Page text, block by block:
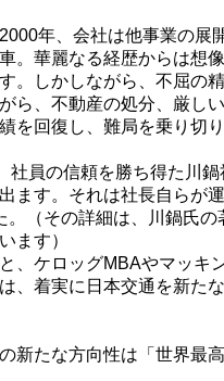
年、会社は他事業の展
。華麗なる経歴からは想
。しかしながら、不屈の
ら、不動産の処分、厳し
を回復し、難局を乗り切
社員の信頼を勝ち得た川
ます。それは社長自らが
。（その詳細は、川鍋氏の
ます）
、ケロッグMBAやマッキ
、着実に日本交通を新た
新たな方向性は「世界最